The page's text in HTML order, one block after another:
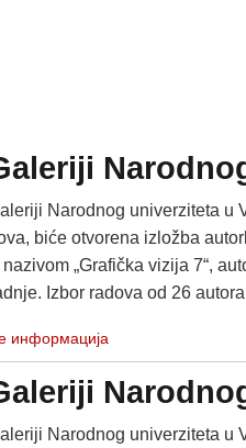
Narodnog univerziteta u
biće otvorena izložba
nazivom „Grafička vizija 7“,
Izbor radova od 26
информација
Narodnog univerziteta u